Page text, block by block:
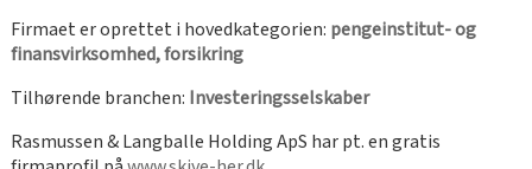
Firmaet er oprettet i hovedkategorien: pengeinstitut- og
finansvirksomhed, forsikring
Tilhørende branchen: Investeringsselskaber
Rasmussen & Langballe Holding ApS har pt. en gratis